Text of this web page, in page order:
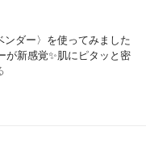
ダー〉を使ってみました
が新感覚✨肌にピタッと密